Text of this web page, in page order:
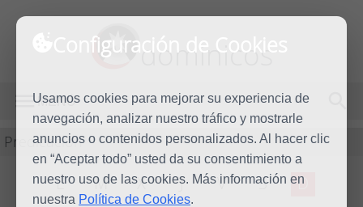
Configuración de Cookies
Usamos cookies para mejorar su experiencia de
navegación, analizar nuestro tráfico y mostrarle
anuncios o contenidos personalizados. Al hacer clic
en “Aceptar todo” usted da su consentimiento a
nuestro uso de las cookies. Más información en
nuestra Política de Cookies.
dominicos
MENÚ
Predicación
L M X J V S D